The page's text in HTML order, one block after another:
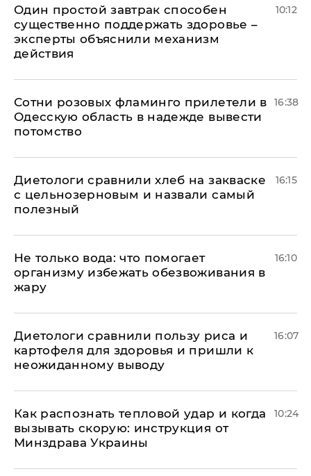
Один простой завтрак способен
существенно поддержать здоровье –
эксперты объяснили механизм
действия
10:12
Сотни розовых фламинго прилетели в
Одесскую область в надежде вывести
потомство
16:38
Диетологи сравнили хлеб на закваске
с цельнозерновым и назвали самый
полезный
16:15
Не только вода: что помогает
организму избежать обезвоживания в
жару
16:10
Диетологи сравнили пользу риса и
картофеля для здоровья и пришли к
неожиданному выводу
16:07
Как распознать тепловой удар и когда
вызывать скорую: инструкция от
Минздрава Украины
10:24